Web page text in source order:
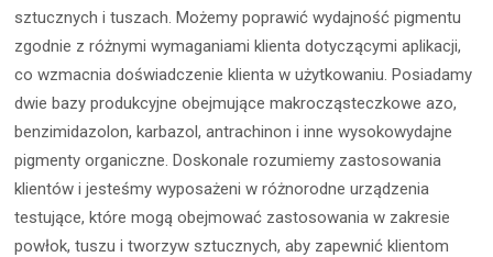
sztucznych i tuszach. Możemy poprawić wydajność pigmentu
zgodnie z różnymi wymaganiami klienta dotyczącymi aplikacji,
co wzmacnia doświadczenie klienta w użytkowaniu. Posiadamy
dwie bazy produkcyjne obejmujące makrocząsteczkowe azo,
benzimidazolon, karbazol, antrachinon i inne wysokowydajne
pigmenty organiczne. Doskonale rozumiemy zastosowania
klientów i jesteśmy wyposażeni w różnorodne urządzenia
testujące, które mogą obejmować zastosowania w zakresie
powłok, tuszu i tworzyw sztucznych, aby zapewnić klientom